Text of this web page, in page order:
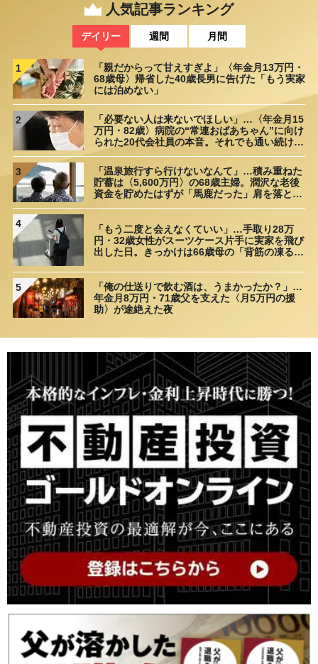
人気記事ランキング
デイリー 週間 月間
1
「親だからって甘えすぎよ」〈年金月13万円・
68歳母〉帰省した40歳長男に告げた「もう実家
には泊めない」
2
「必要ない人は来ないでほしい」…〈年金月15
万円・82歳〉病院の“常連おばあちゃん”に向け
られた20代会社員の本音。それでも通い続ける
3
「温泉旅行すら行けないなんて」…積み重ねた
貯蓄は〈5,600万円〉の68歳主婦。潤沢な老後
資金を貯めたはずが「馬鹿だった」肩を落とす
4
「もう二度と会えなくていい」…手取り28万
円・32歳女性がスーツケース片手に実家を飛び
出した日。きっかけは66歳母の「背筋の凍る一
5
「俺の仕送りで飲む酒は、うまかったか？」…
年金月8万円・71歳父を支えた〈月5万円の援
助〉が途絶えた夜